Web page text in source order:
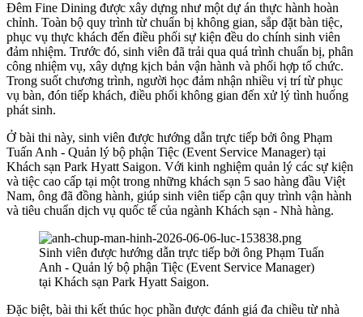
Đêm Fine Dining được xây dựng như một dự án thực hành hoàn
chỉnh. Toàn bộ quy trình từ chuẩn bị không gian, sắp đặt bàn tiệc,
phục vụ thực khách đến điều phối sự kiện đều do chính sinh viên
đảm nhiệm. Trước đó, sinh viên đã trải qua quá trình chuẩn bị, phân
công nhiệm vụ, xây dựng kịch bản vận hành và phối hợp tổ chức.
Trong suốt chương trình, người học đảm nhận nhiều vị trí từ phục
vụ bàn, đón tiếp khách, điều phối không gian đến xử lý tình huống
phát sinh.
Ở bài thi này, sinh viên được hướng dẫn trực tiếp bởi ông Phạm
Tuấn Anh - Quản lý bộ phận Tiệc (Event Service Manager) tại
Khách sạn Park Hyatt Saigon. Với kinh nghiệm quản lý các sự kiện
và tiệc cao cấp tại một trong những khách sạn 5 sao hàng đầu Việt
Nam, ông đã đồng hành, giúp sinh viên tiếp cận quy trình vận hành
và tiêu chuẩn dịch vụ quốc tế của ngành Khách sạn - Nhà hàng.
Sinh viên được hướng dẫn trực tiếp bởi ông Phạm Tuấn
Anh - Quản lý bộ phận Tiệc (Event Service Manager)
tại Khách sạn Park Hyatt Saigon.
Đặc biệt, bài thi kết thúc học phần được đánh giá đa chiều từ nhà